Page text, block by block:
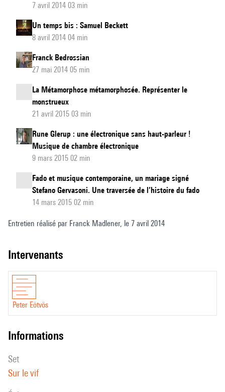
7 avril 2014 03 min
Un temps bis : Samuel Beckett
8 avril 2014 04 min
Franck Bedrossian
27 mai 2014 05 min
La Métamorphose métamorphosée. Représenter le
monstrueux
21 avril 2015 03 min
Rune Glerup : une électronique sans haut-parleur !
Musique de chambre électronique
9 mars 2015 02 min
Fado et musique contemporaine, un mariage signé
Stefano Gervasoni. Une traversée de l’histoire du fado
14 mars 2015 02 min
Entretien réalisé par Franck Madlener, le 7 avril 2014
intervenants
Peter Eötvös
informations
set
Sur le vif